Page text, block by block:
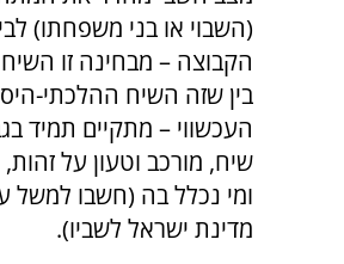
(השבוי או בני משפחתו)
הקבוצה – מבחינה זו
בין שזה השיח ההלכתי-
העכשווי – מתקיים תמיד
שיח, מורכב וטעון על
ומי נכלל בה (חשבו למשל
מדינת ישראל לשביו).